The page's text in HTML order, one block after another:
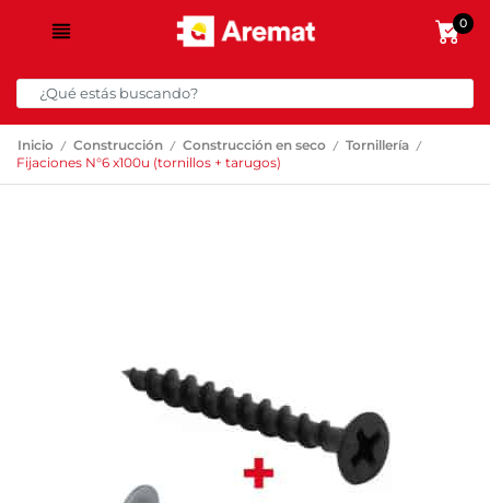
0
Inicio / Construcción / Construcción en seco / Tornillería /
Fijaciones N°6 x100u (tornillos + tarugos)